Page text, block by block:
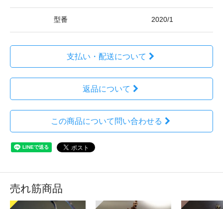
型番 2020/1
支払い・配送について
返品について
この商品について問い合わせる
売れ筋商品